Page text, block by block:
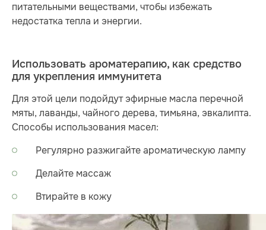
питательными веществами, чтобы избежать
недостатка тепла и энергии.
Использовать ароматерапию, как средство
для укрепления иммунитета
Для этой цели подойдут эфирные масла перечной
мяты, лаванды, чайного дерева, тимьяна, эвкалипта.
Способы использования масел:
Регулярно разжигайте ароматическую лампу
Делайте массаж
Втирайте в кожу